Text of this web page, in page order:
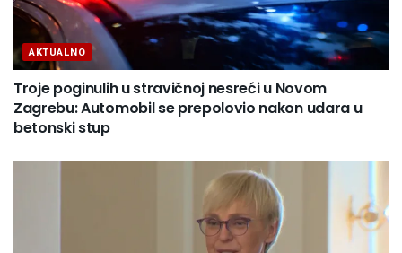
AKTUALNO
Troje poginulih u stravičnoj nesreći u Novom
Zagrebu: Automobil se prepolovio nakon udara u
betonski stup